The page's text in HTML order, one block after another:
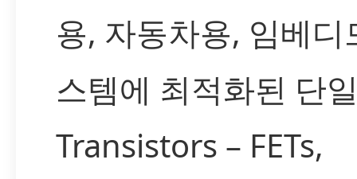
용, 자동차용, 임베디
스템에 최적화된 단
Transistors – FETs,